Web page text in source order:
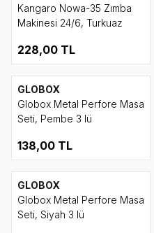
Kangaro Nowa-35 Zımba
Makinesi 24/6, Turkuaz
228,00 TL
GLOBOX
Globox Metal Perfore Masa
Seti, Pembe 3 lü
138,00 TL
GLOBOX
Globox Metal Perfore Masa
Seti, Siyah 3 lü